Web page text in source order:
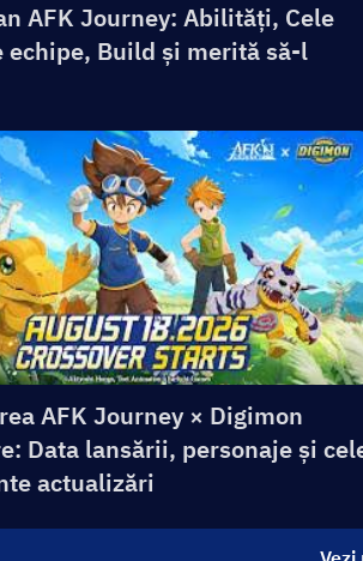
AFK Journey: Abilități, Cele
echipe, Build și merită să-l
AFK Journey × Digimon
Data lansării, personaje și
actualizări